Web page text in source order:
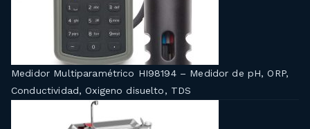
Medidor Multiparamétrico HI98194 – Medidor de pH, ORP,
Conductividad, Oxigeno disuelto, TDS